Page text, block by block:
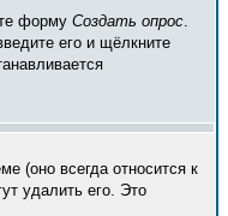
форму Создать опрос.
его и щёлкните
(оно всегда относится к
удалить его. Это